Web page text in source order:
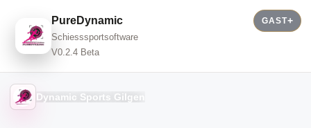
PureDynamic
Schiesssportsoftware
V0.2.4 Beta
GAST
Dynamic Sports Gilgen